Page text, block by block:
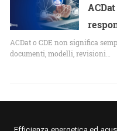
ACDat o CDE non significa
documenti, modelli, revisioni…